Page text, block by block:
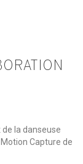
la danseuse
Capture de